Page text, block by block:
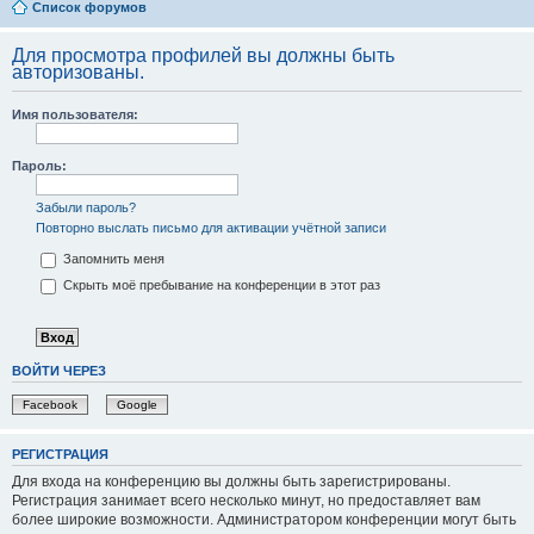
Список форумов
Для просмотра профилей вы должны быть
авторизованы.
Имя пользователя:
Пароль:
Забыли пароль?
Повторно выслать письмо для активации учётной записи
Запомнить меня
Скрыть моё пребывание на конференции в этот раз
ВОЙТИ ЧЕРЕЗ
Facebook Google
РЕГИСТРАЦИЯ
Для входа на конференцию вы должны быть зарегистрированы.
Регистрация занимает всего несколько минут, но предоставляет вам
более широкие возможности. Администратором конференции могут быть